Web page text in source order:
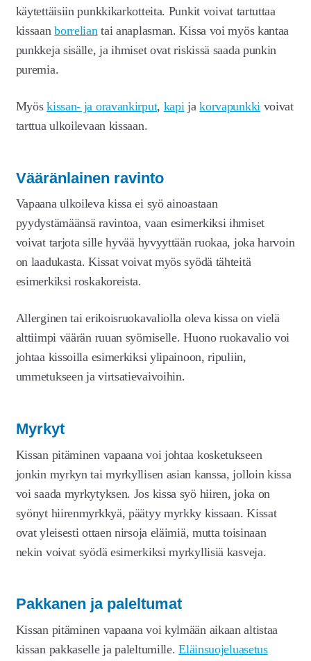
käytettäisiin punkkikarkotteita. Punkit voivat tartuttaa
kissaanborreliantai anaplasman. Kissa voi myös kantaa
punkkeja sisälle, ja ihmiset ovat riskissä saada punkin
puremia.
Myöskissan- ja oravankirput, kapijakorvapunkkivoivat
tarttua ulkoilevaan kissaan.
Vääränlainen ravinto
Vapaana ulkoileva kissa ei syö ainoastaan
pyydystämäänsä ravintoa, vaan esimerkiksi ihmiset
voivat tarjota sille hyvää hyvyyttään ruokaa, joka harvoin
on laadukasta. Kissat voivat myös syödä tähteitä
esimerkiksi roskakoreista.
Allerginen tai erikoisruokavaliolla oleva kissa on vielä
alttiimpi väärän ruuan syömiselle. Huono ruokavalio voi
johtaa kissoilla esimerkiksi ylipainoon, ripuliin,
ummetukseen ja virtsatievaivoihin.
Myrkyt
Kissan pitäminen vapaana voi johtaa kosketukseen
jonkin myrkyn tai myrkyllisen asian kanssa, jolloin kissa
voi saada myrkytyksen. Jos kissa syö hiiren, joka on
syönyt hiirenmyrkkyä, päätyy myrkky kissaan. Kissat
ovat yleisesti ottaen nirsoja eläimiä, mutta toisinaan
nekin voivat syödä esimerkiksi myrkyllisiä kasveja.
Pakkanen ja paleltumat
Kissan pitäminen vapaana voi kylmään aikaan altistaa
kissan pakkaselle ja paleltumille.Eläinsuojeluasetus